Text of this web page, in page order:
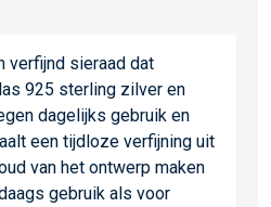
verfijnd sieraad dat
925 sterling zilver en
dagelijks gebruik en
een tijdloze verfijning uit
van het ontwerp maken
gebruik als voor